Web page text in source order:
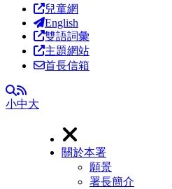
兒童網
English
雙語詞彙
主題網站
首長信箱
全文檢索
RSS
小中大
關於本署
願景
署長簡介